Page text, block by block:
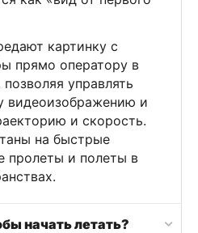
картинку с
прямо оператору в
управлять
видеоизображению и
и скорость.
на быстрые
пролеты и полеты в
начать летать?